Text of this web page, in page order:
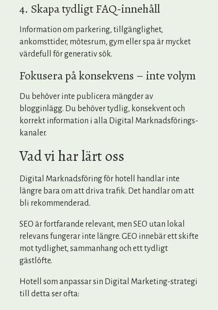
4. Skapa tydligt FAQ-innehåll
Information om parkering, tillgänglighet,
ankomsttider, mötesrum, gym eller spa är mycket
värdefull för generativ sök.
Fokusera på konsekvens – inte volym
Du behöver inte publicera mängder av
blogginlägg. Du behöver tydlig, konsekvent och
korrekt information i alla Digital Marknadsförings-
kanaler.
Vad vi har lärt oss
Digital Marknadsföring för hotell handlar inte
längre bara om att driva trafik. Det handlar om att
bli rekommenderad.
SEO är fortfarande relevant, men SEO utan lokal
relevans fungerar inte längre. GEO innebär ett skifte
mot tydlighet, sammanhang och ett tydligt
gästlöfte.
Hotell som anpassar sin Digital Marketing-strategi
till detta ser ofta: